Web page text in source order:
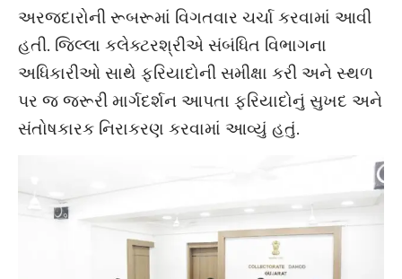
અરજદારોની રૂબરૂમાં વિગતવાર ચર્ચા કરવામાં આવી
હતી. જિલ્લા કલેક્ટરશ્રીએ સંબંધિત વિભાગના
અધિકારીઓ સાથે ફરિયાદોની સમીક્ષા કરી અને સ્થળ
પર જ જરૂરી માર્ગદર્શન આપતા ફરિયાદોનું સુખદ અને
સંતોષકારક નિરાકરણ કરવામાં આવ્યું હતું.